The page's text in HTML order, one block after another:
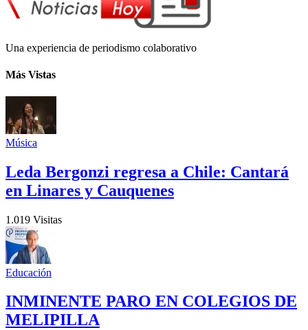
Una experiencia de periodismo colaborativo
Más Vistas
Música
Leda Bergonzi regresa a Chile: Cantará
en Linares y Cauquenes
1.019 Visitas
Educación
INMINENTE PARO EN COLEGIOS DE
MELIPILLA